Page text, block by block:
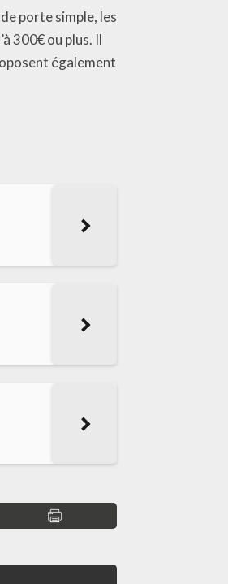
porte simple, les
300€ ou plus. Il
également